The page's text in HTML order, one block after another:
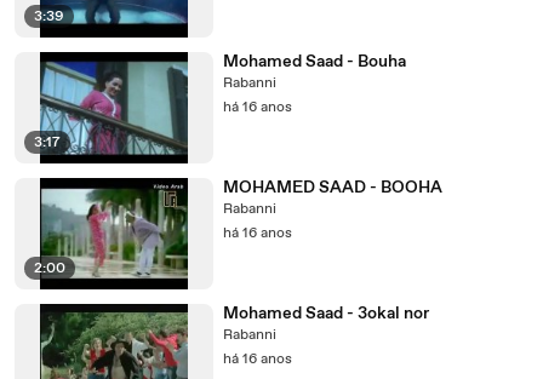
3:39
3:17
Mohamed Saad - Bouha
Rabanni
há 16 anos
2:00
MOHAMED SAAD - BOOHA
Rabanni
há 16 anos
Mohamed Saad - 3okal nor
Rabanni
há 16 anos